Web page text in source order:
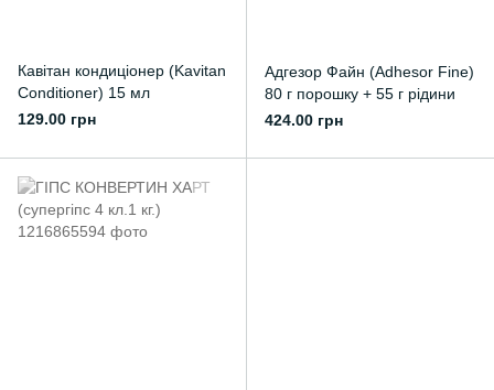
Кавітан кондиціонер (Kavitan
Conditioner) 15 мл
129.00 грн
Адгезор Файн (Adhesor Fine)
80 г порошку + 55 г рідини
424.00 грн